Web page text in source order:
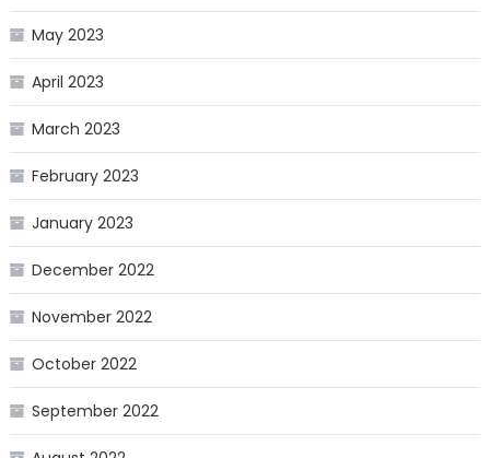
May 2023
April 2023
March 2023
February 2023
January 2023
December 2022
November 2022
October 2022
September 2022